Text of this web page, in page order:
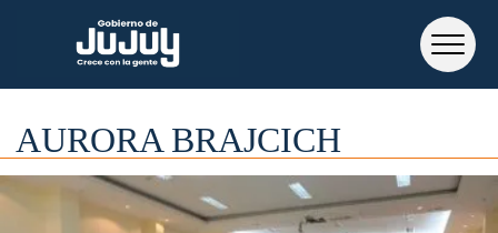
AURORA BRAJCICH